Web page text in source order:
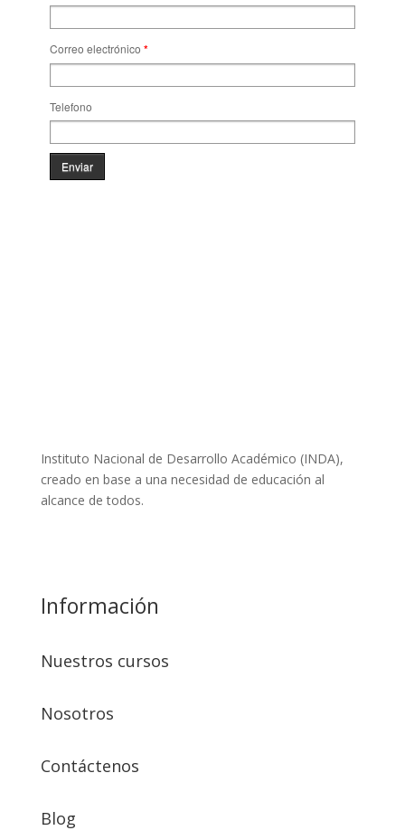
Correo electrónico *
Telefono
Enviar
Instituto Nacional de Desarrollo Académico (INDA),
creado en base a una necesidad de educación al
alcance de todos.
Información
Nuestros cursos
Nosotros
Contáctenos
Blog